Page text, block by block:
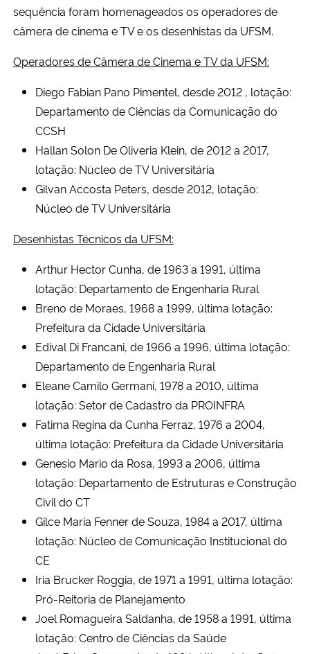
sequência foram homenageados os operadores de
câmera de cinema e TV e os desenhistas da UFSM.
Operadores de Câmera de Cinema e TV da UFSM:
Diego Fabian Pano Pimentel, desde 2012 , lotação:
Departamento de Ciências da Comunicação do
CCSH
Hallan Solon De Oliveria Klein, de 2012 a 2017,
lotação: Núcleo de TV Universitária
Gilvan Accosta Peters, desde 2012, lotação:
Núcleo de TV Universitária
Desenhistas Técnicos da UFSM:
Arthur Hector Cunha, de 1963 a 1991, última
lotação: Departamento de Engenharia Rural
Breno de Moraes, 1968 a 1999, última lotação:
Prefeitura da Cidade Universitária
Edival Di Francani, de 1966 a 1996, última lotação:
Departamento de Engenharia Rural
Eleane Camilo Germani, 1978 a 2010, última
lotação: Setor de Cadastro da PROINFRA
Fatima Regina da Cunha Ferraz, 1976 a 2004,
última lotação: Prefeitura da Cidade Universitária
Genesio Mario da Rosa, 1993 a 2006, última
lotação: Departamento de Estruturas e Construção
Civil do CT
Gilce Maria Fenner de Souza, 1984 a 2017, última
lotação: Núcleo de Comunicação Institucional do
CE
Iria Brucker Roggia, de 1971 a 1991, última lotação:
Pró-Reitoria de Planejamento
Joel Romagueira Saldanha, de 1958 a 1991, última
lotação: Centro de Ciências da Saúde